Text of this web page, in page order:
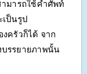
ามารถใช้คำศัพท์
ป็นรูป
ครัวก็ได้ จาก
บรรยายภาพนั้น